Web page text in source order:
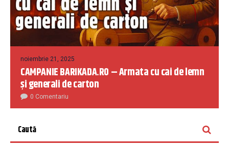
noiembrie 21, 2025
CAMPANIE BARIKADA.RO – Armata cu cai de lemn
și generali de carton
0 Comentariu